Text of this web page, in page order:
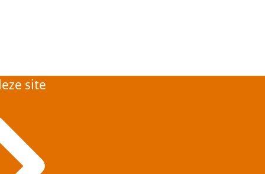
site